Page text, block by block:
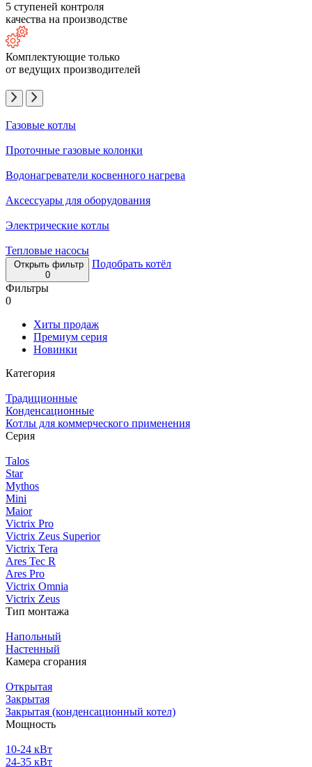
5 ступеней контроля
качества на производстве
Комплектующие только
от ведущих производителей
Газовые котлы
Проточные газовые колонки
Водонагреватели косвенного нагрева
Аксессуары для оборудования
Электрические котлы
Тепловые насосы
Открыть фильтр
0
Подобрать котёл
Фильтры
0
Хиты продаж
Премиум серия
Новинки
Категория
Традиционные
Конденсационные
Котлы для коммерческого применения
Серия
Talos
Star
Mythos
Mini
Maior
Victrix Pro
Victrix Zeus Superior
Victrix Tera
Ares Tec R
Ares Pro
Victrix Omnia
Victrix Zeus
Тип монтажа
Напольный
Настенный
Камера сгорания
Открытая
Закрытая
Закрытая (конденсационный котел)
Мощность
10-24 кВт
24-35 кВт